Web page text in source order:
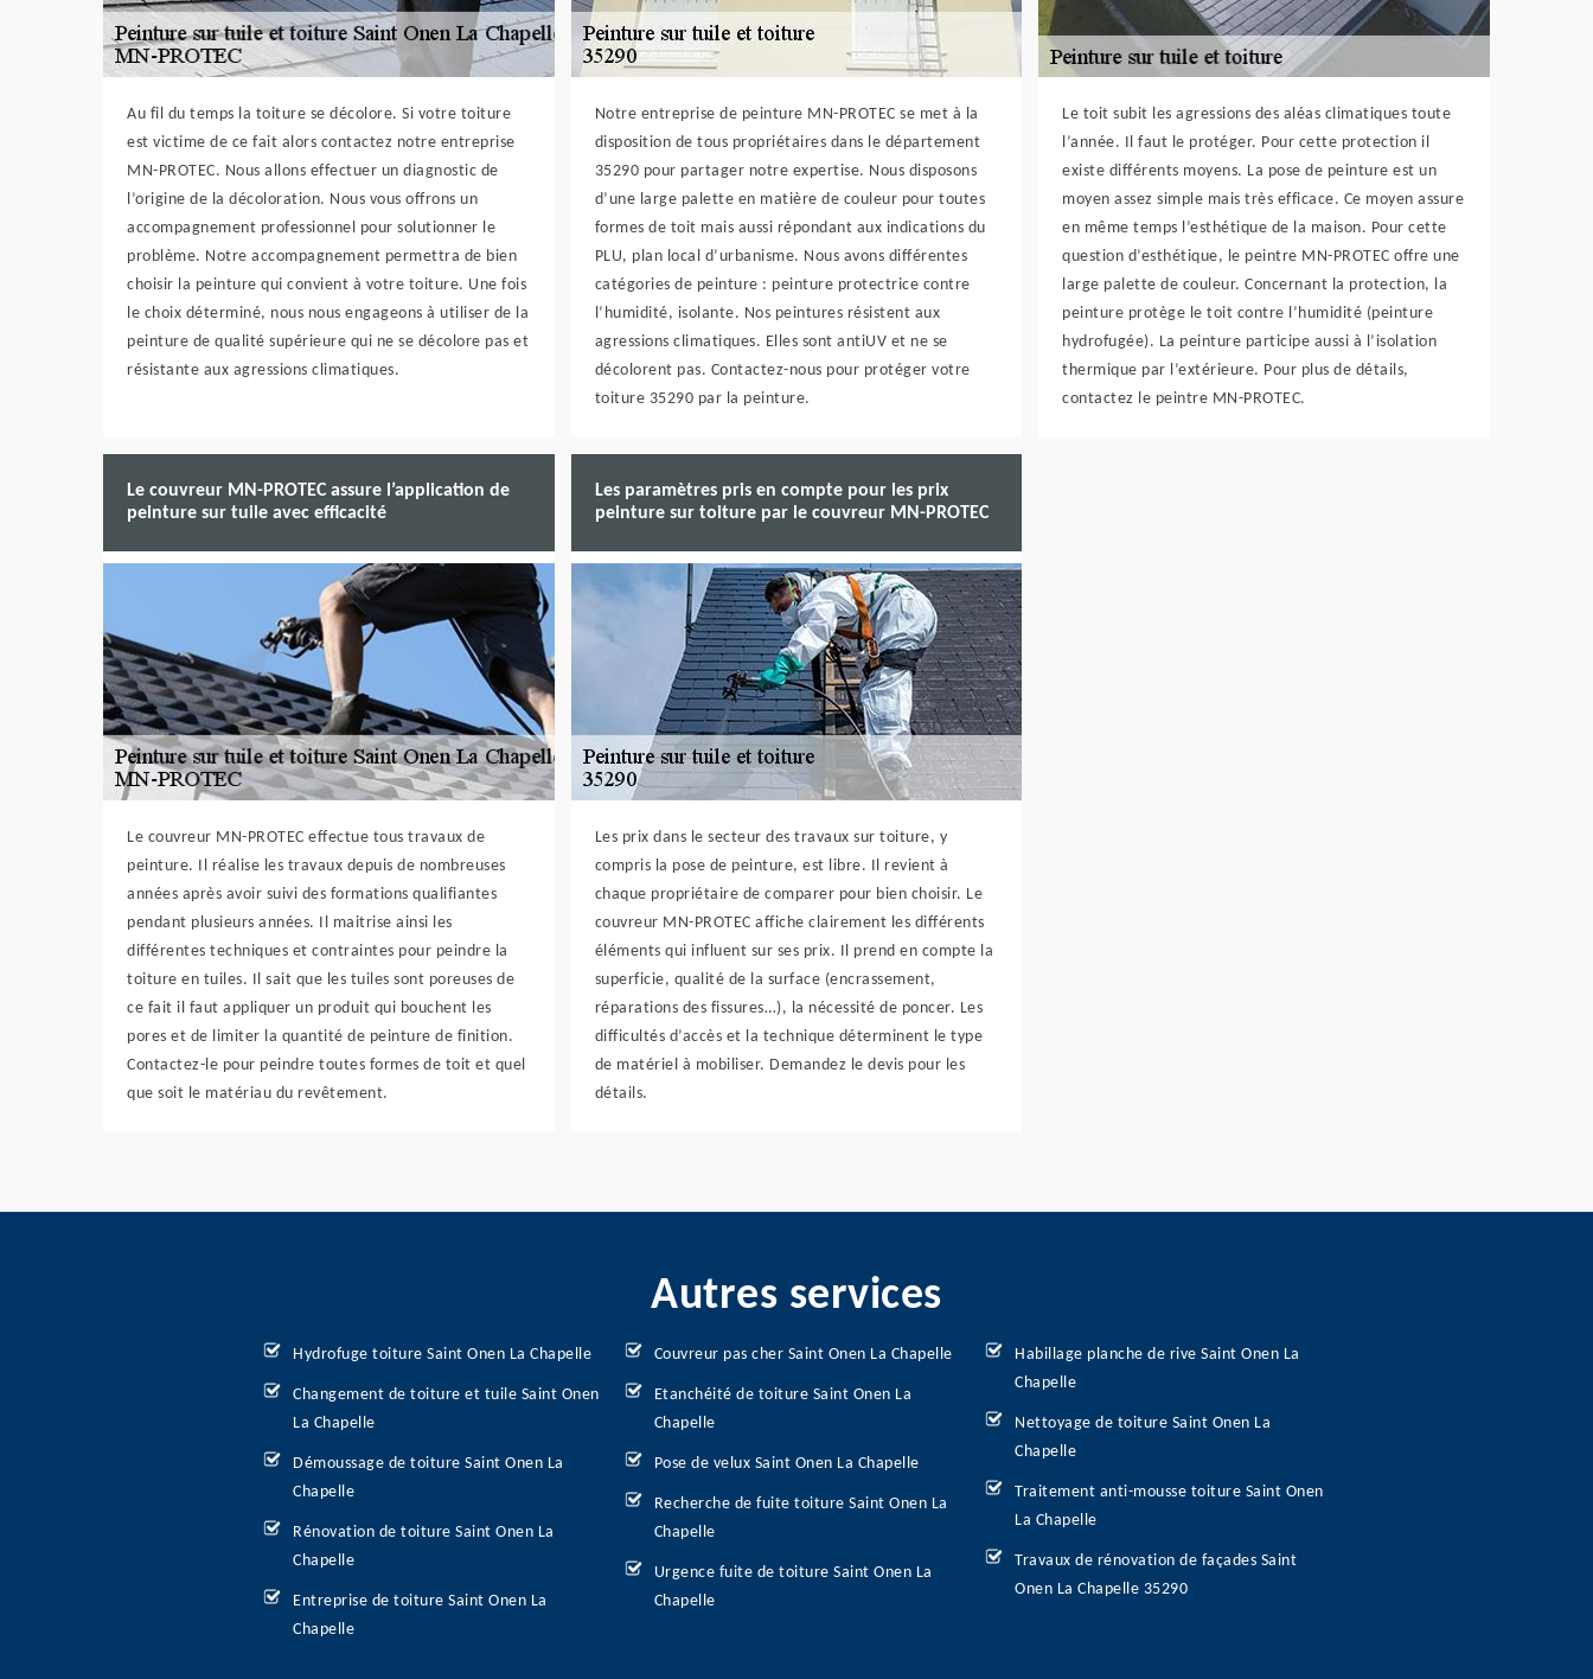
Au fil du temps la toiture se décolore. Si votre toiture
est victime de ce fait alors contactez notre entreprise
MN-PROTEC. Nous allons effectuer un diagnostic de
l’origine de la décoloration. Nous vous offrons un
accompagnement professionnel pour solutionner le
problème. Notre accompagnement permettra de bien
choisir la peinture qui convient à votre toiture. Une fois
le choix déterminé, nous nous engageons à utiliser de la
peinture de qualité supérieure qui ne se décolore pas et
résistante aux agressions climatiques.
Notre entreprise de peinture MN-PROTEC se met à la
disposition de tous propriétaires dans le département
35290 pour partager notre expertise. Nous disposons
d’une large palette en matière de couleur pour toutes
formes de toit mais aussi répondant aux indications du
PLU, plan local d’urbanisme. Nous avons différentes
catégories de peinture : peinture protectrice contre
l’humidité, isolante. Nos peintures résistent aux
agressions climatiques. Elles sont antiUV et ne se
décolorent pas. Contactez-nous pour protéger votre
toiture 35290 par la peinture.
Le toit subit les agressions des aléas climatiques toute
l’année. Il faut le protéger. Pour cette protection il
existe différents moyens. La pose de peinture est un
moyen assez simple mais très efficace. Ce moyen assure
en même temps l’esthétique de la maison. Pour cette
question d’esthétique, le peintre MN-PROTEC offre une
large palette de couleur. Concernant la protection, la
peinture protège le toit contre l’humidité (peinture
hydrofugée). La peinture participe aussi à l’isolation
thermique par l’extérieure. Pour plus de détails,
contactez le peintre MN-PROTEC.
Le couvreur MN-PROTEC assure l’application de
peinture sur tuile avec efficacité
Le couvreur MN-PROTEC effectue tous travaux de
peinture. Il réalise les travaux depuis de nombreuses
années après avoir suivi des formations qualifiantes
pendant plusieurs années. Il maitrise ainsi les
différentes techniques et contraintes pour peindre la
toiture en tuiles. Il sait que les tuiles sont poreuses de
ce fait il faut appliquer un produit qui bouchent les
pores et de limiter la quantité de peinture de finition.
Contactez-le pour peindre toutes formes de toit et quel
que soit le matériau du revêtement.
Les paramètres pris en compte pour les prix
peinture sur toiture par le couvreur MN-PROTEC
Les prix dans le secteur des travaux sur toiture, y
compris la pose de peinture, est libre. Il revient à
chaque propriétaire de comparer pour bien choisir. Le
couvreur MN-PROTEC affiche clairement les différents
éléments qui influent sur ses prix. Il prend en compte la
superficie, qualité de la surface (encrassement,
réparations des fissures…), la nécessité de poncer. Les
difficultés d’accès et la technique déterminent le type
de matériel à mobiliser. Demandez le devis pour les
détails.
Autres services
Hydrofuge toiture Saint Onen La Chapelle
Changement de toiture et tuile Saint Onen
La Chapelle
Démoussage de toiture Saint Onen La
Chapelle
Rénovation de toiture Saint Onen La
Chapelle
Entreprise de toiture Saint Onen La
Chapelle
Couvreur pas cher Saint Onen La Chapelle
Etanchéité de toiture Saint Onen La
Chapelle
Pose de velux Saint Onen La Chapelle
Recherche de fuite toiture Saint Onen La
Chapelle
Urgence fuite de toiture Saint Onen La
Chapelle
Habillage planche de rive Saint Onen La
Chapelle
Nettoyage de toiture Saint Onen La
Chapelle
Traitement anti-mousse toiture Saint Onen
La Chapelle
Travaux de rénovation de façades Saint
Onen La Chapelle 35290